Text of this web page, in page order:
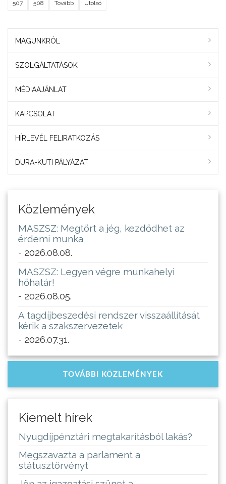
507 508 Tovább Utolsó
MAGUNKRÓL
SZOLGÁLTATÁSOK
MÉDIAAJÁNLAT
KAPCSOLAT
HÍRLEVÉL FELIRATKOZÁS
DURA-KUTI PÁLYÁZAT
Közlemények
MASZSZ: Megtört a jég, kezdődhet az
érdemi munka
- 2026.08.08.
MASZSZ: Legyen végre munkahelyi
hőhatár!
- 2026.08.05.
A tagdíjbeszedési rendszer visszaállítását
kérik a szakszervezetek
- 2026.07.31.
TOVÁBBI KÖZLEMÉNYEK
Kiemelt hírek
Nyugdíjpénztári megtakarításból lakás?
Megszavazta a parlament a
státusztörvényt